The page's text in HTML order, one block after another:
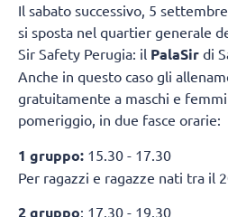
Il sabato successivo, 5
si sposta nel quartier generale
Sir Safety Perugia: il PalaSir di
Anche in questo caso gli
gratuitamente a maschi e
pomeriggio, in due fasce orarie:
1 gruppo: 15.30 - 17.30
Per ragazzi e ragazze nati tra il
2 gruppo: 17.30 - 19.30